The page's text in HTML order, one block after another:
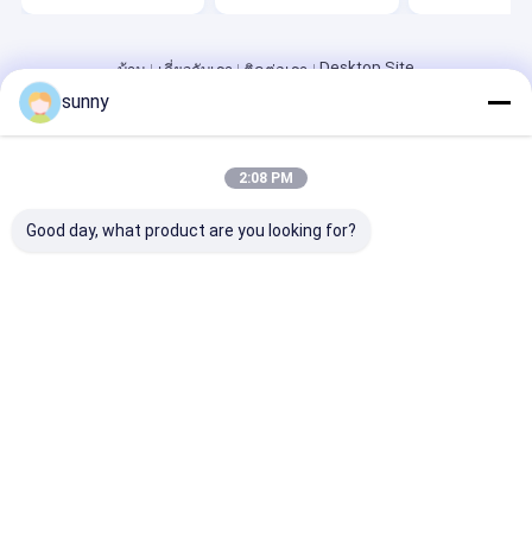
บ้าน เกี่ยวกับเรา ติดต่อเรา
Desktop Site
คุณภาพเครื่องสแกนอัลตร้าซาวด์แบบพกพาโรงงานในประเทศ
จีน.Copyright © 2026 Wuxi Biomedical Technology Co., Ltd.. All
Rights Reserved.
sunny
2:08 PM
Good day, what product are you looking for?